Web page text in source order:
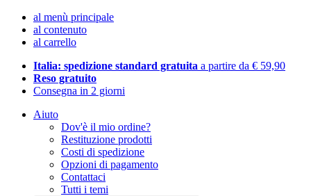
al menù principale
al contenuto
al carrello
Italia: spedizione standard gratuita a partire da € 59,90
Reso gratuito
Consegna in 2 giorni
Aiuto
Dov'è il mio ordine?
Restituzione prodotti
Costi di spedizione
Opzioni di pagamento
Contattaci
Tutti i temi